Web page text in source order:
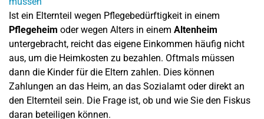
Ist ein Elternteil wegen Pflegebedürftigkeit in einem
Pflegeheim oder wegen Alters in einem Altenheim
untergebracht, reicht das eigene Einkommen häufig nicht
aus, um die Heimkosten zu bezahlen. Oftmals müssen
dann die Kinder für die Eltern zahlen. Dies können
Zahlungen an das Heim, an das Sozialamt oder direkt an
den Elternteil sein. Die Frage ist, ob und wie Sie den Fiskus
daran beteiligen können.